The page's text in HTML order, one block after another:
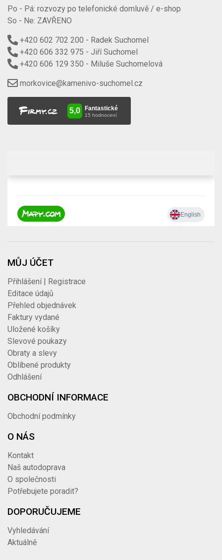
Po - Pá: rozvozy po telefonické domluvě / e-shop
So - Ne: ZAVŘENO
+420 602 702 200 - Radek Suchomel
+420 606 332 975 - Jiří Suchomel
+420 606 129 350 - Miluše Suchomelová
morkovice@kamenivo-suchomel.cz
MŮJ ÚČET
Přihlášení | Registrace
Editace údajů
Přehled objednávek
Faktury vydané
Uložené košíky
Slevové poukazy
Obraty a slevy
Oblíbené produkty
Odhlášení
OBCHODNÍ INFORMACE
Obchodní podmínky
O NÁS
Kontakt
Naš autodoprava
O společnosti
Potřebujete poradit?
DOPORUČUJEME
Vyhledávání
Aktuálně